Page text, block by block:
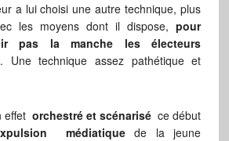
a lui choisi une autre technique, plus
les moyens dont il dispose,pour
pas la manche les électeurs
. Une technique assez pathétique et
effetorchestré et scénarisé ce début
médiatiquede la jeune